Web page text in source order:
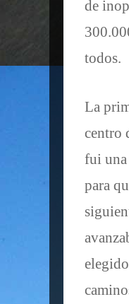
de
todos.
La
centro
fui una
para